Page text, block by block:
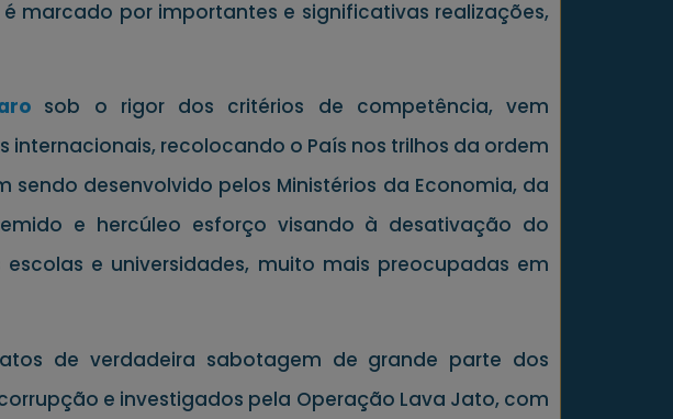
marcado por importantes e significativas realizações,
ro sob o rigor dos critérios de competência, vem
internacionais, recolocando o País nos trilhos da ordem
desenvolvido pelos Ministérios da Economia, da
e hercúleo esforço visando à desativação do
e universidades, muito mais preocupadas em
de verdadeira sabotagem de grande parte dos
e investigados pela Operação Lava Jato, com